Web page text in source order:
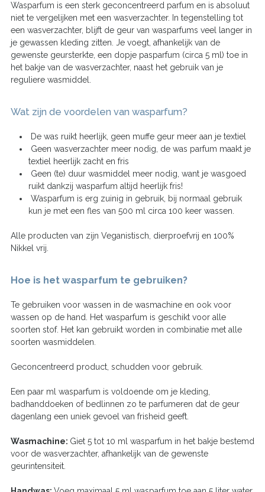
Wasparfum is een sterk geconcentreerd parfum en is absoluut
niet te vergelijken met een wasverzachter. In tegenstelling tot
een wasverzachter, blijft de geur van wasparfums veel langer in
je gewassen kleding zitten. Je voegt, afhankelijk van de
gewenste geursterkte, een dopje pasparfum (circa 5 ml) toe in
het bakje van de wasverzachter, naast het gebruik van je
reguliere wasmiddel.
Wat zijn de voordelen van wasparfum?
De was ruikt heerlijk, geen muffe geur meer aan je textiel
Geen wasverzachter meer nodig, de was parfum maakt je
textiel heerlijk zacht en fris
Geen (te) duur wasmiddel meer nodig, want je wasgoed
ruikt dankzij wasparfum altijd heerlijk fris!
Wasparfum is erg zuinig in gebruik, bij normaal gebruik
kun je met een fles van 500 ml circa 100 keer wassen.
Alle producten van zijn Veganistisch, dierproefvrij en 100%
Nikkel vrij.
Hoe is het wasparfum te gebruiken?
Te gebruiken voor wassen in de wasmachine en ook voor
wassen op de hand. Het wasparfum is geschikt voor alle
soorten stof. Het kan gebruikt worden in combinatie met alle
soorten wasmiddelen.
Geconcentreerd product, schudden voor gebruik.
Een paar ml wasparfum is voldoende om je kleding,
badhanddoeken of bedlinnen zo te parfumeren dat de geur
dagenlang een uniek gevoel van frisheid geeft.
Wasmachine: Giet 5 tot 10 ml wasparfum in het bakje bestemd
voor de wasverzachter, afhankelijk van de gewenste
geurintensiteit.